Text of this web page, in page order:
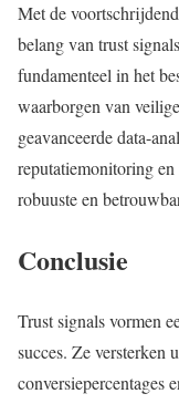
Met de
belang van trust
fundamenteel in het
waarborgen van
geavanceerde data-
reputatiemonitoring
robuuste en
Conclusie
Trust signals vormen
succes. Ze versterken
conversiepercentages